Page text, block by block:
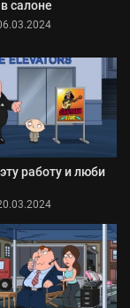
салоне
работу и люби